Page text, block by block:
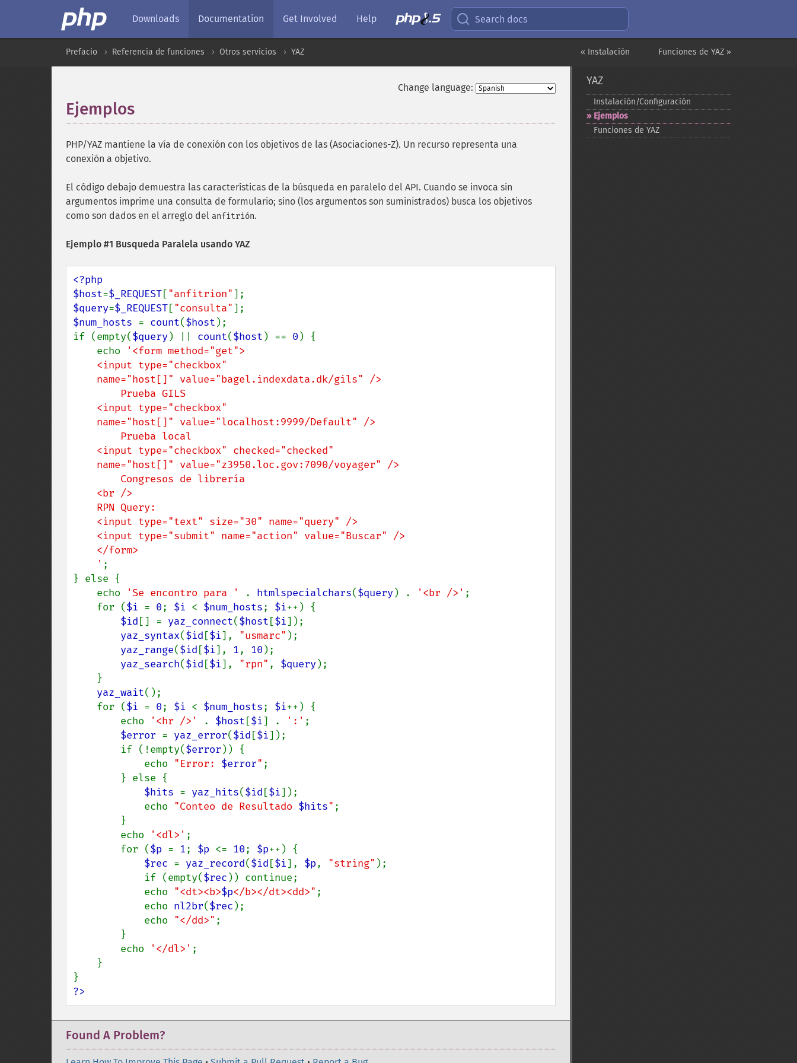
Downloads Documentation Get Involved Help Search docs
Funciones de YAZ »
« Instalación
Prefacio Referencia de funciones Otros servicios YAZ
Change language:
Ejemplos
PHP/YAZ mantiene la vía de conexión con los objetivos de las (Asociaciones-Z). Un recurso representa una
conexión a objetivo.
El código debajo demuestra las características de la búsqueda en paralelo del API. Cuando se invoca sin
argumentos imprime una consulta de formulario; sino (los argumentos son suministrados) busca los objetivos
como son dados en el arreglo del anfitrión.
Ejemplo #1 Busqueda Paralela usando YAZ
<?php
$host=$_REQUEST["anfitrion"
$query=$_REQUEST["consulta"
$num_hosts = count($host );
if (empty($query) || count($host ) == 0 ) {
    echo
'<form method="get">
    '
;
} else {
    echo
'Se encontro para ' . htmlspecialchars($query) . '<br />' ;
    for (
$i = 0; $i < $num_hosts; $i++) {
$id [] = yaz_connect($host [$i]);
yaz_syntax($id [$i], "usmarc" );
yaz_range($id [$i], 1, 10 );
yaz_search($id [$i], "rpn" , $query);
yaz_wait();
    for (
$i = 0; $i < $num_hosts; $i++) {
        echo
'<hr />' . $host [$i] . ':' ;
$error = yaz_error($id [$i]);
        if (!empty(
$error )) {
            echo
"Error: $error" ;
$hits = yaz_hits($id [$i]);
            echo
"Conteo de Resultado $hits" ;
        echo
'<dl>' ;
        for (
$p = 1; $p <= 10; $p++) {
$rec = yaz_record($id [$i], $p, "string" );
            if (empty(
$rec )) continue;
            echo
"<dt><b>$p</b></dt><dd>" ;
            echo
nl2br($rec );
            echo
"</dd>" ;
        echo
'</dl>' ;
?>
Found A Problem?
YAZ
Instalación/Configuración
Ejemplos
Funciones de YAZ